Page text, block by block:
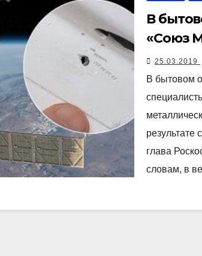
В
«Союз
25.03.2019
В бытовом
результате
глава
словам, в